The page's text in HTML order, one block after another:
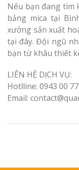
Nếu bạn đang tìm
bảng mica tại
xưởng sản xuất
tại đây. Đội ngũ
bạn từ khâu thiết
LIÊN HỆ DỊCH VỤ:
Hotlline: 0943 00
Email: